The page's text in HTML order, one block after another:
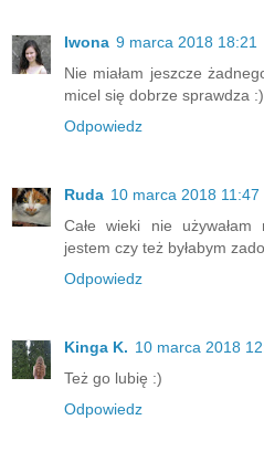
Iwona 9 marca 2018 18:21
Nie miałam jeszcze
micel się dobrze sprawdza :)
Odpowiedz
Ruda 10 marca 2018 11:47
Całe wieki nie
jestem czy też byłabym
Odpowiedz
Kinga K. 10 marca 2018
Też go lubię :)
Odpowiedz